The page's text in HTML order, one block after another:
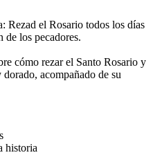
Rezad el Rosario todos los días
de los pecadores.
cómo rezar el Santo Rosario y
acompañado de su
historia